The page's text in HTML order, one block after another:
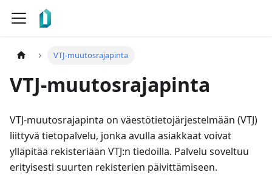
VTJ-muutosrajapinta
VTJ-muutosrajapinta
VTJ-muutosrajapinta on väestötietojärjestelmään (VTJ)
liittyvä tietopalvelu, jonka avulla asiakkaat voivat
ylläpitää rekisteriään VTJ:n tiedoilla. Palvelu soveltuu
erityisesti suurten rekisterien päivittämiseen.